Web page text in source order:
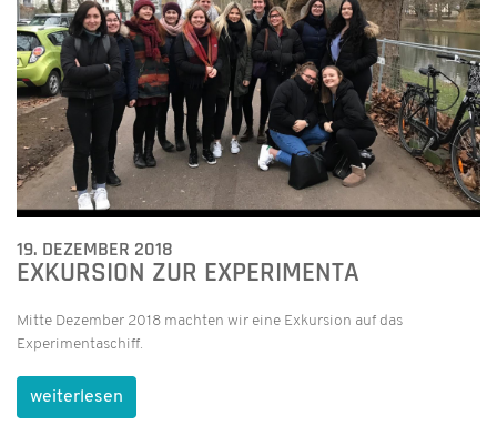
19. DEZEMBER 2018
EXKURSION ZUR EXPERIMENTA
Mitte Dezember 2018 machten wir eine Exkursion auf das
Experimentaschiff.
weiterlesen